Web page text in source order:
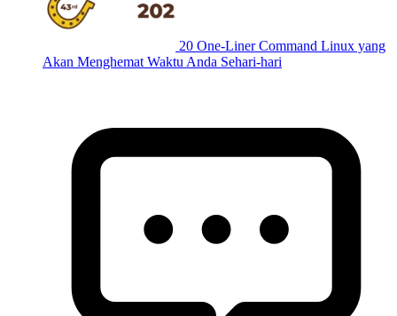
20 One-Liner Command Linux yang
Akan Menghemat Waktu Anda Sehari-hari